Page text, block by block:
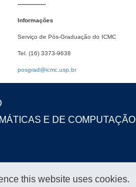
----------------
Informações
Serviço de Pós-Graduação do ICMC
Tel. (16) 3373-9638
posgrad@icmc.usp.br
E DE COMPUTAÇÃO
this website uses cookies.